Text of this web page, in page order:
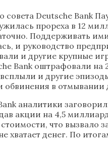
Deutsche Bank
прореха в 12
Поддерживать
и руководство
и другие крупные
Bank оштрафовали
всплыли и другие
обвинения в
аналитики
акции на 4,5
что вызвало
хватает денег. По